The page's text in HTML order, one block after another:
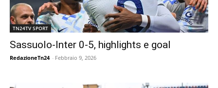
TN24TV SPORT
Sassuolo-Inter 0-5, highlights e goal
RedazioneTn24 - Febbraio 9, 2026